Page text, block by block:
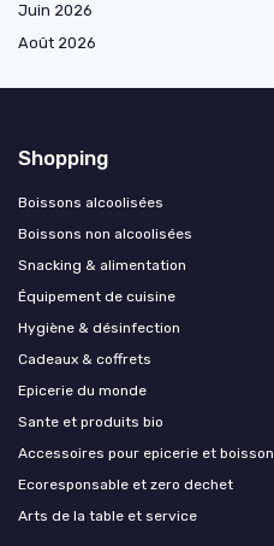
Juin 2026
Août 2026
Shopping
Boissons alcoolisées
Boissons non alcoolisées
Snacking & alimentation
Équipement de cuisine
Hygiène & désinfection
Cadeaux & coffrets
Epicerie du monde
Sante et produits bio
Accessoires pour epicerie et boisson
Ecoresponsable et zero dechet
Arts de la table et service